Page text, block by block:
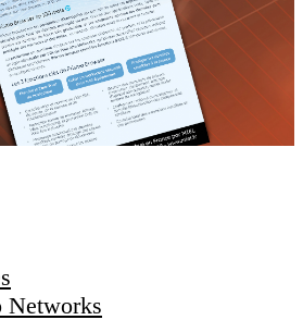
Networks